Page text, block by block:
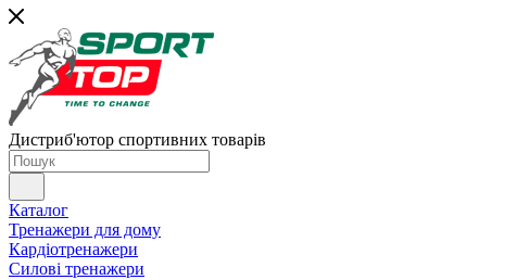
Дистриб'ютор спортивних товарів
Каталог
Тренажери для дому
Кардіотренажери
Силові тренажери